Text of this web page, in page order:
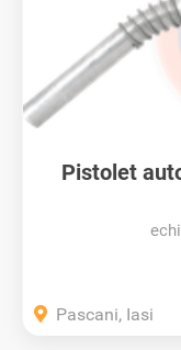
Pistolet
Pascani, Iasi